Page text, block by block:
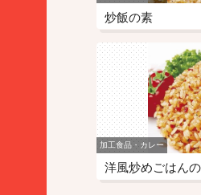
炒飯の素
加工食品・カレー
洋風炒めごはん